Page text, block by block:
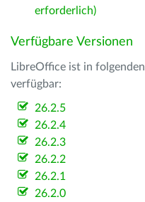
erforderlich)
Verfügbare Versionen
LibreOffice ist in folgenden
verfügbar:
26.2.5
26.2.4
26.2.3
26.2.2
26.2.1
26.2.0